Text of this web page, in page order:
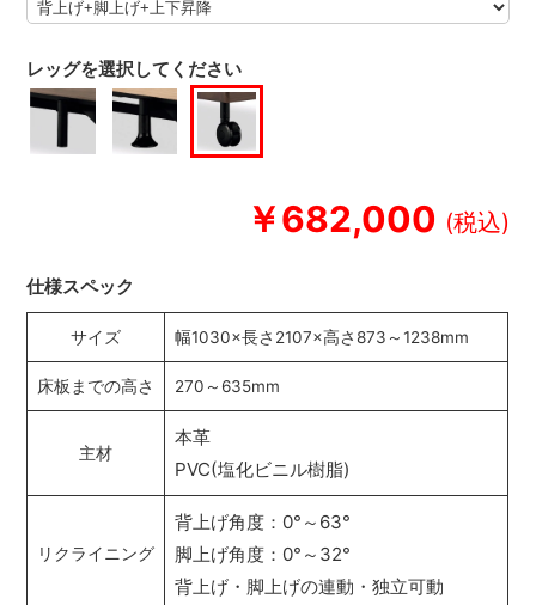
￥682,000
レッグを選択してください
仕様スペック
サイズ 幅1030×長さ2107×高さ873～1238mm
床板までの高さ 270～635mm
主材
本革
PVC(塩化ビニル樹脂)
リクライニング
背上げ角度：0°～63°
脚上げ角度：0°～32°
背上げ・脚上げの連動・独立可動